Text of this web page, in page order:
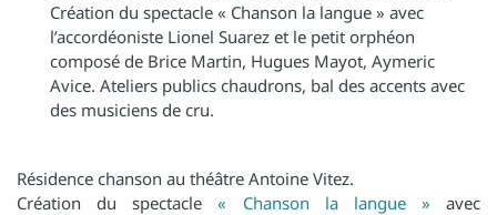
Création du spectacle « Chanson la langue » avec
l’accordéoniste Lionel Suarez et le petit orphéon
composé de Brice Martin, Hugues Mayot, Aymeric
Avice. Ateliers publics chaudrons, bal des accents avec
des musiciens de cru.
Résidence chanson au théâtre Antoine Vitez.
Création du spectacle« Chanson la langue » avec